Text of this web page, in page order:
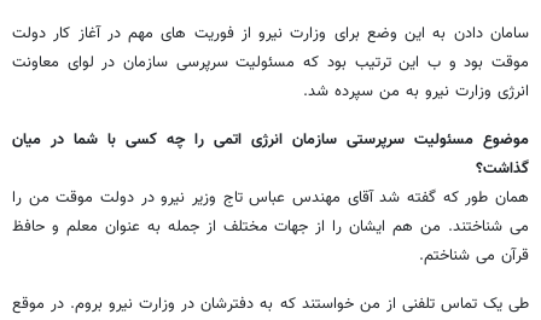
سامان دادن به این وضع برای وزارت نیرو از فوریت های مهم در آغاز کار دولت
موقت بود و ب این ترتیب بود که مسئولیت سرپرسی سازمان در لوای معاونت
انرژی وزارت نیرو به من سپرده شد.
موضوع مسئولیت سرپرستی سازمان انرژی اتمی را چه کسی با شما در میان
گذاشت؟
همان طور که گفته شد آقای مهندس عباس تاج وزیر نیرو در دولت موقت من را
می شناختند. من هم ایشان را از جهات مختلف از جمله به عنوان معلم و حافظ
قرآن می شناختم.
طی یک تماس تلفنی از من خواستند که به دفترشان در وزارت نیرو بروم. در موقع